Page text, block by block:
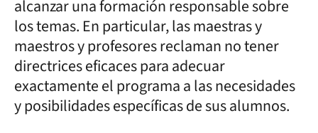
alcanzar una formación responsable sobre
los temas. En particular, las maestras y
maestros y profesores reclaman no tener
directrices eficaces para adecuar
exactamente el programa a las necesidades
y posibilidades específicas de sus alumnos.